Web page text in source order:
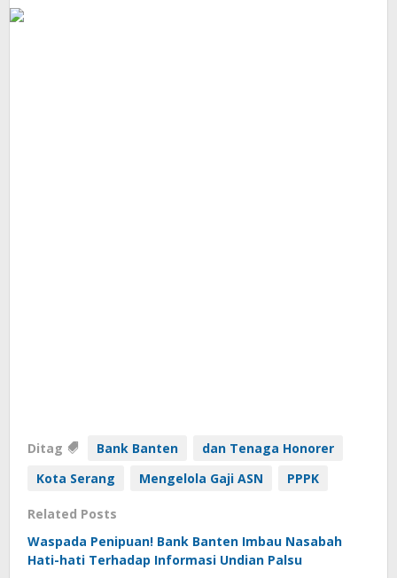
Ditag Bank Banten
dan Tenaga Honorer
Kota Serang
Mengelola Gaji ASN PPPK
Related Posts
Waspada Penipuan! Bank Banten Imbau Nasabah
Hati-hati Terhadap Informasi Undian Palsu